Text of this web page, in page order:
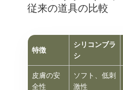
従来の道具の比較
特徴
シリコンブラ
シ
皮膚の安
全性
ソフト、低刺
激性